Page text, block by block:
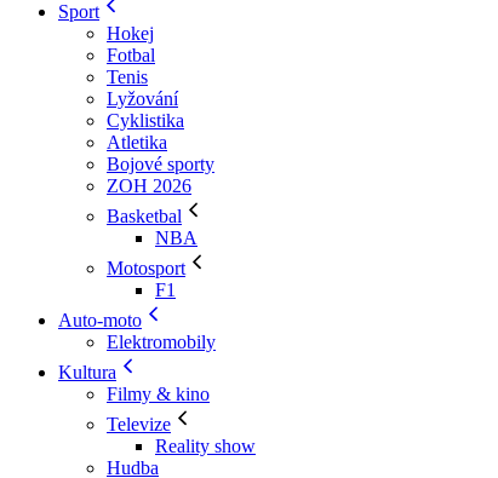
Sport
Hokej
Fotbal
Tenis
Lyžování
Cyklistika
Atletika
Bojové sporty
ZOH 2026
Basketbal
NBA
Motosport
F1
Auto-moto
Elektromobily
Kultura
Filmy & kino
Televize
Reality show
Hudba